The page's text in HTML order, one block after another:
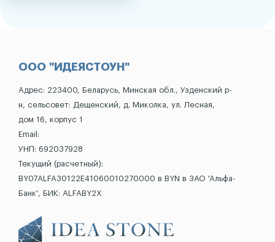
ООО "ИДЕЯСТОУН"
Адрес: 223400, Беларусь, Минская обл., Узденский р-
н, сельсовет: Дещенский, д. Миколка, ул. Лесная,
дом 16, корпус 1
Email:
УНП: 692037928
Текущий (расчетный):
BY07ALFA30122E41060010270000 в BYN в ЗАО 'Альфа-
Банк', БИК: ALFABY2X